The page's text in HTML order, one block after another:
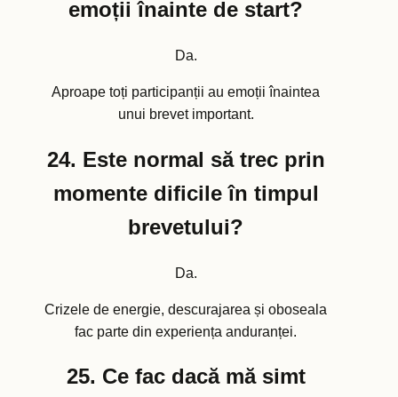
emoții înainte de start?
Da.
Aproape toți participanții au emoții înaintea
unui brevet important.
24. Este normal să trec prin
momente dificile în timpul
brevetului?
Da.
Crizele de energie, descurajarea și oboseala
fac parte din experiența anduranței.
25. Ce fac dacă mă simt